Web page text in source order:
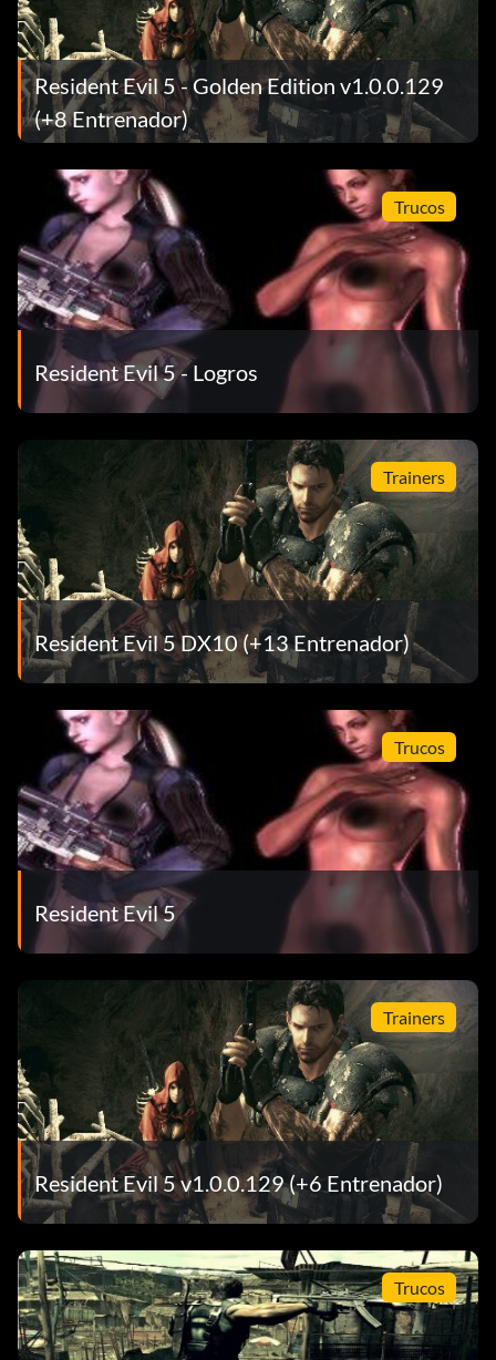
Resident Evil 5 - Golden Edition v1.0.0.129
(+8 Entrenador)
Trucos
Resident Evil 5 - Logros
Trainers
Resident Evil 5 DX10 (+13 Entrenador)
Trucos
Resident Evil 5
Trainers
Resident Evil 5 v1.0.0.129 (+6 Entrenador)
Trucos